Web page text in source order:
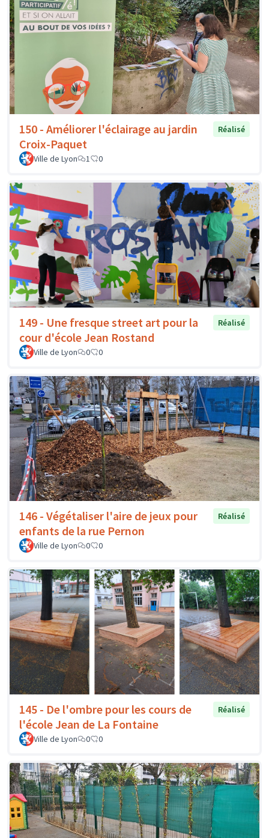
150 - Améliorer l'éclairage au jardin
Croix-Paquet
Réalisé
Ville de Lyon 1 0
149 - Une fresque street art pour la
cour d'école Jean Rostand
Réalisé
Ville de Lyon 0 0
146 - Végétaliser l'aire de jeux pour
enfants de la rue Pernon
Réalisé
Ville de Lyon 0 0
145 - De l'ombre pour les cours de
l'école Jean de La Fontaine
Réalisé
Ville de Lyon 0 0